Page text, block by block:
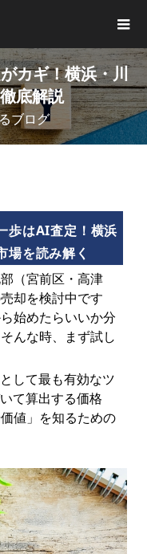
カギ！横浜・川
底解説
ブログ
歩はAI査定！横浜
場を読み解く
（宮前区・高津
却を検討中です
始めたらいいか分
んな時、まず試し
して最も有効なツ
て算出する価格
値」を知るための